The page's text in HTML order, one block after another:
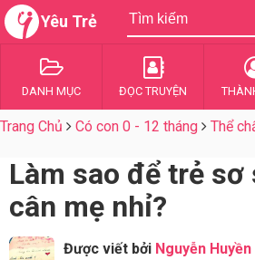
Yêu Trẻ
DANH MỤC ĐỌC TRUYỆN
Trang Chủ Có con 0 - 12 tháng Thể
Làm sao để trẻ sơ
cân mẹ nhỉ?
Được viết bởi Nguyễn